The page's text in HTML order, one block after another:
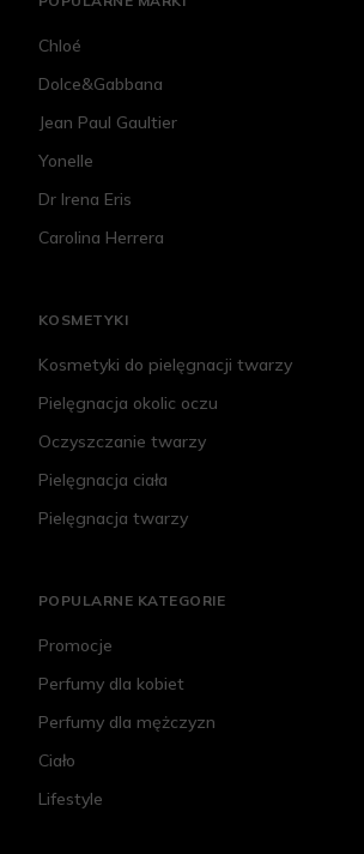
Chloé
Dolce&Gabbana
Jean Paul Gaultier
Yonelle
Dr Irena Eris
Carolina Herrera
KOSMETYKI
Kosmetyki do pielęgnacji twarzy
Pielęgnacja okolic oczu
Oczyszczanie twarzy
Pielęgnacja ciała
Pielęgnacja twarzy
POPULARNE KATEGORIE
Promocje
Perfumy dla kobiet
Perfumy dla mężczyzn
Ciało
Lifestyle